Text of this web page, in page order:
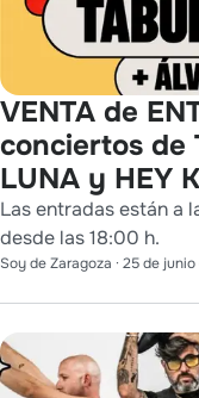
VENTA de
conciertos de
LUNA y HEY
Las entradas están a
desde las 18:00 h.
Soy de Zaragoza · 25 de